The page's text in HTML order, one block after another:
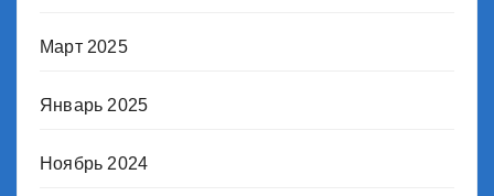
Март 2025
Январь 2025
Ноябрь 2024